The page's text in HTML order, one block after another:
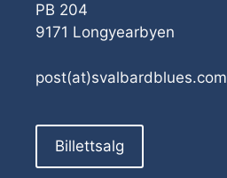
PB 204
9171 Longyearbyen
post(at)svalbardblues.com
Billettsalg